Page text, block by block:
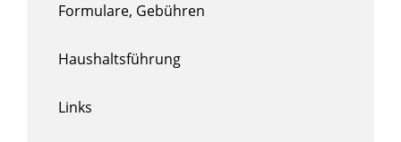
Formulare, Gebühren
Haushaltsführung
Links